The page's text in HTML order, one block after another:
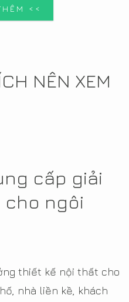
<<
NÊN XEM
cấp giải
cho ngôi
thiết kế nội thất cho
nhà liền kề, khách